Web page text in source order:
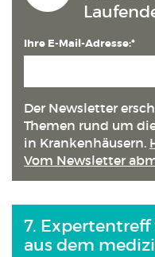
Ihre E-Mail-Adresse:*
Der Newsletter
Themen rund um
in Kranken­häusern.
Vom Newsletter
7.
aus dem